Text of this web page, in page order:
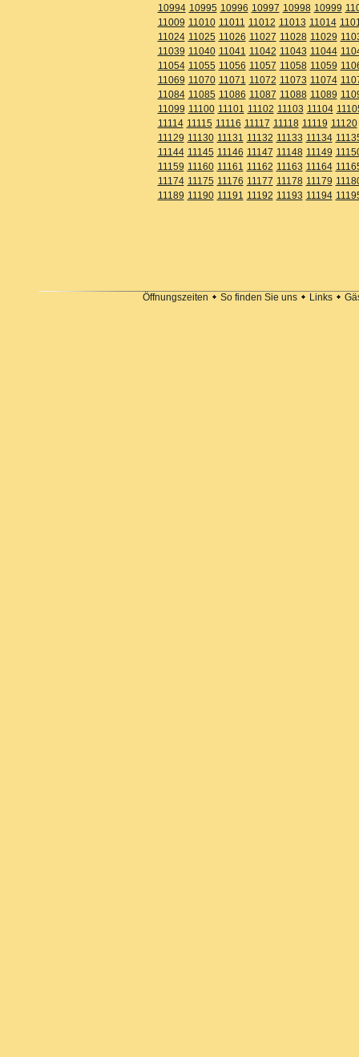
10994 10995 10996 10997 10998 10999
11009 11010 11011 11012 11013 11014
11024 11025 11026 11027 11028 11029
11039 11040 11041 11042 11043 11044
11054 11055 11056 11057 11058 11059
11069 11070 11071 11072 11073 11074
11084 11085 11086 11087 11088 11089
11099 11100 11101 11102 11103 11104
11114 11115 11116 11117 11118 11119 11120
11129 11130 11131 11132 11133 11134
11144 11145 11146 11147 11148 11149
11159 11160 11161 11162 11163 11164
11174 11175 11176 11177 11178 11179
11189 11190 11191 11192 11193 11194
Öffnungszeiten So finden Sie uns Links